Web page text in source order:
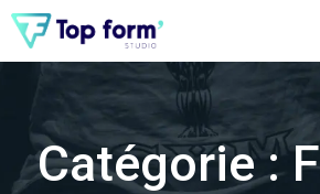
Skip
content
Catégorie :